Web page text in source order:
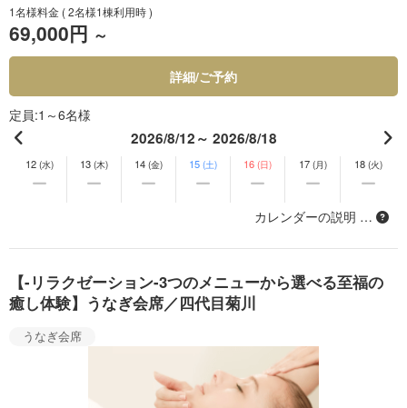
1名様料金 ( 2名様1棟利用時 )
69,000円 ～
詳細/ご予約
定員 1～6名様
2026/8/12～ 2026/8/18
12 (水) 13 (木) 14 (金) 15 (土) 16 (日) 17 (月) 18 (火)
カレンダーの説明 …
【-リラクゼーション-3つのメニューから選べる至福の
癒し体験】うなぎ会席／四代目菊川
うなぎ会席